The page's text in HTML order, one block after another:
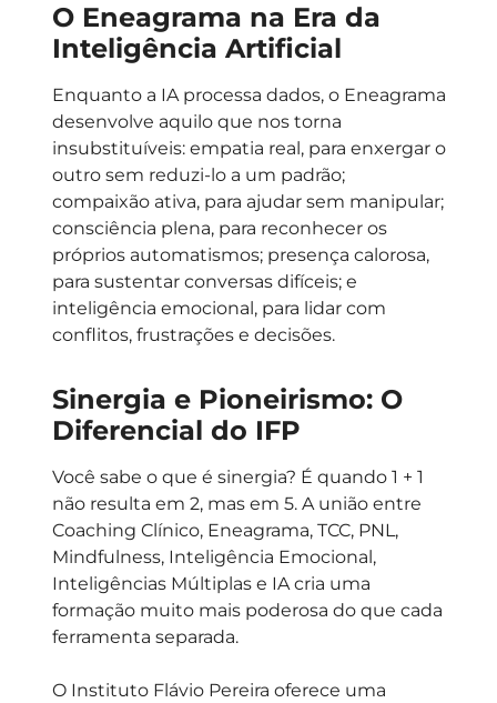
O Eneagrama na Era da
Inteligência Artificial
Enquanto a IA processa dados, o Eneagrama
desenvolve aquilo que nos torna
insubstituíveis: empatia real, para enxergar o
outro sem reduzi-lo a um padrão;
compaixão ativa, para ajudar sem manipular;
consciência plena, para reconhecer os
próprios automatismos; presença calorosa,
para sustentar conversas difíceis; e
inteligência emocional, para lidar com
conflitos, frustrações e decisões.
Sinergia e Pioneirismo: O
Diferencial do IFP
Você sabe o que é sinergia? É quando 1 + 1
não resulta em 2, mas em 5. A união entre
Coaching Clínico, Eneagrama, TCC, PNL,
Mindfulness, Inteligência Emocional,
Inteligências Múltiplas e IA cria uma
formação muito mais poderosa do que cada
ferramenta separada.
O Instituto Flávio Pereira oferece uma